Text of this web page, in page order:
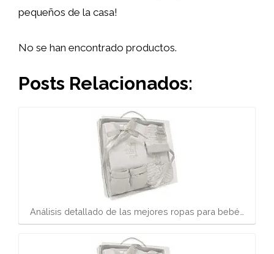
pequeños de la casa!
No se han encontrado productos.
Posts Relacionados:
Análisis detallado de las mejores ropas para bebé…